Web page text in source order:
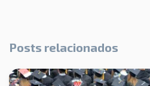
Posts relacionados